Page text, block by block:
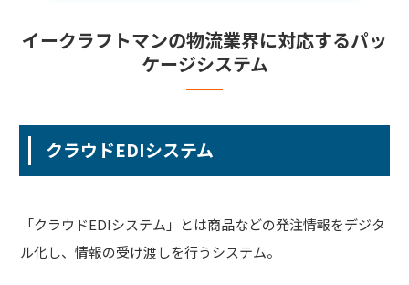
イークラフトマンの物流業界に対応するパッ
ケージシステム
クラウドEDIシステム
「クラウドEDIシステム」とは商品などの発注情報をデジタ
ル化し、情報の受け渡しを行うシステム。